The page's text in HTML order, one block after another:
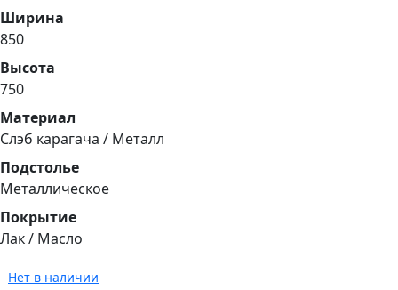
Ширина
850
Высота
750
Материал
Cлэб карагача / Металл
Подстолье
Металлическое
Покрытие
Лак / Масло
Нет в наличии